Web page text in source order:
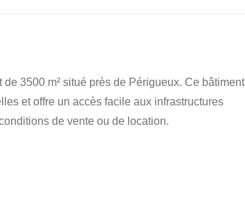
3500 m² situé près de Périgueux. Ce bâtiment
et offre un accès facile aux infrastructures
de vente ou de location.